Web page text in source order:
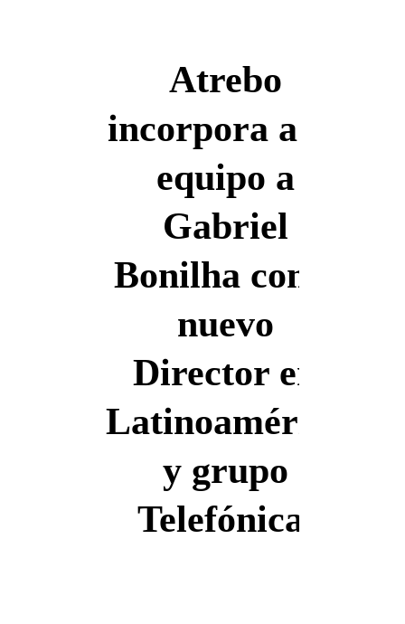
Atrebo
incorpora a su
equipo a
Gabriel
Bonilha como
nuevo
Director en
Latinoamérica
y grupo
Telefónica.